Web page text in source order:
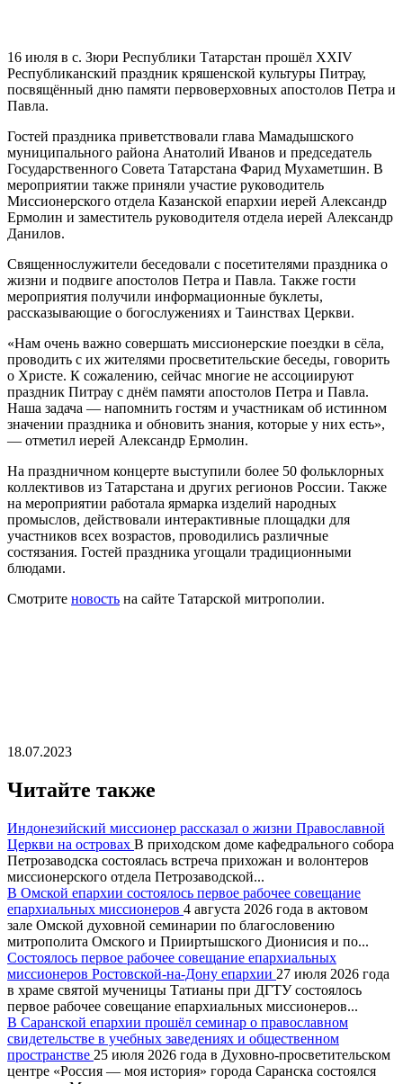
16 июля в с. Зюри Республики Татарстан прошёл XXIV
Республиканский праздник кряшенской культуры Питрау,
посвящённый дню памяти первоверховных апостолов Петра и
Павла.
Гостей праздника приветствовали глава Мамадышского
муниципального района Анатолий Иванов и председатель
Государственного Совета Татарстана Фарид Мухаметшин. В
мероприятии также приняли участие руководитель
Миссионерского отдела Казанской епархии иерей Александр
Ермолин и заместитель руководителя отдела иерей Александр
Данилов.
Священнослужители беседовали с посетителями праздника о
жизни и подвиге апостолов Петра и Павла. Также гости
мероприятия получили информационные буклеты,
рассказывающие о богослужениях и Таинствах Церкви.
«Нам очень важно совершать миссионерские поездки в сёла,
проводить с их жителями просветительские беседы, говорить
о Христе. К сожалению, сейчас многие не ассоциируют
праздник Питрау с днём памяти апостолов Петра и Павла.
Наша задача — напомнить гостям и участникам об истинном
значении праздника и обновить знания, которые у них есть»,
— отметил иерей Александр Ермолин.
На праздничном концерте выступили более 50 фольклорных
коллективов из Татарстана и других регионов России. Также
на мероприятии работала ярмарка изделий народных
промыслов, действовали интерактивные площадки для
участников всех возрастов, проводились различные
состязания. Гостей праздника угощали традиционными
блюдами.
Смотрите новость на сайте Татарской митрополии.
18.07.2023
Читайте также
Индонезийский миссионер рассказал о жизни Православной
Церкви на островах В приходском доме кафедрального собора
Петрозаводска состоялась встреча прихожан и волонтеров
миссионерского отдела Петрозаводской...
В Омской епархии состоялось первое рабочее совещание
епархиальных миссионеров 4 августа 2026 года в актовом
зале Омской духовной семинарии по благословению
митрополита Омского и Прииртышского Дионисия и по...
Состоялось первое рабочее совещание епархиальных
миссионеров Ростовской-на-Дону епархии 27 июля 2026 года
в храме святой мученицы Татианы при ДГТУ состоялось
первое рабочее совещание епархиальных миссионеров...
В Саранской епархии прошёл семинар о православном
свидетельстве в учебных заведениях и общественном
пространстве 25 июля 2026 года в Духовно-просветительском
центре «Россия — моя история» города Саранска состоялся